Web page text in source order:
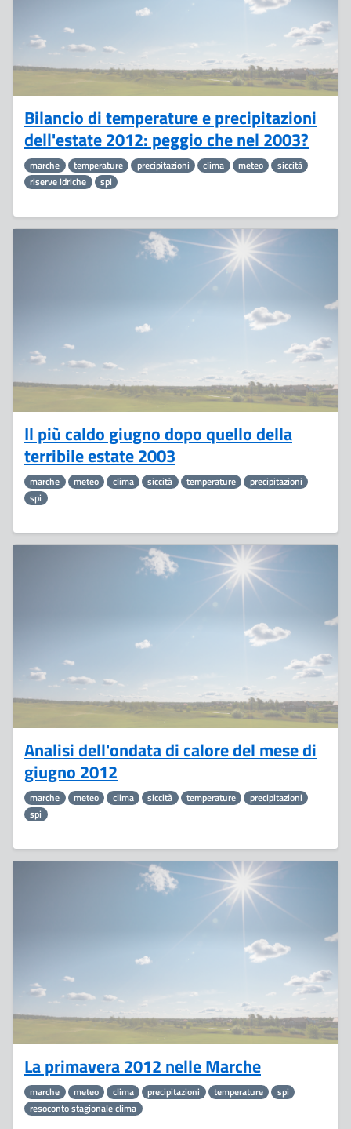
Bilancio di temperature e precipitazioni
dell'estate 2012: peggio che nel 2003?
marche temperature precipitazioni clima meteo
siccità
riserve idriche
spi
Il più caldo giugno dopo quello della
terribile estate 2003
marche meteo clima siccità temperature
precipitazioni
spi
Analisi dell'ondata di calore del mese di
giugno 2012
marche meteo clima siccità temperature
precipitazioni
spi
La primavera 2012 nelle Marche
marche meteo clima precipitazioni temperature
spi
resoconto stagionale clima